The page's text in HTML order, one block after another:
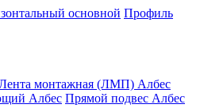
основной Профиль
монтажная (ЛМП) Албес
Албес Прямой подвес Албес